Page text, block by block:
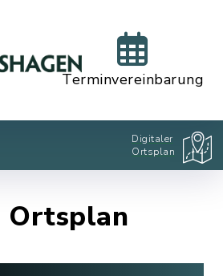
Terminvereinbarung
Digitaler
Ortsplan